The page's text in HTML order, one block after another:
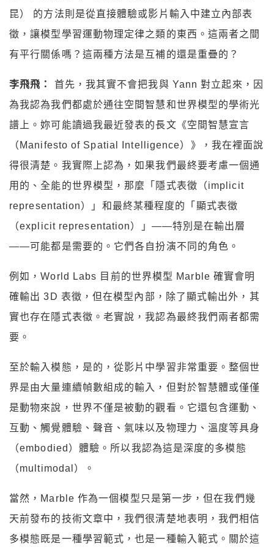
昆） 的方法則是從直接體驗或影片輸入中建立內部表
徵，讓模型學習運動物理定律之類的東西。這兩者之間
有平行關係嗎？這兩種方法是互補的還是重疊的？
李飛飛：
首先，我其實不會把我與 Yann 對立起來，因
為我認為我們都處於通往空間智慧和世界模型的學術光
譜上。妳可能讀過我最近發表的長文《空間智慧宣言
（Manifesto of Spatial Intelligence）》，我在裡面說
得很清楚。我實際上認為，如果我們最終要考慮一個通
用的、全能的世界模型，那麼「隱式表徵（implicit
representation）」和最終某種程度的「顯式表徵
（explicit representation）」——特別是在輸出層
——可能都是需要的。它們各自扮演不同的角色。
例如，World Labs 目前的世界模型 Marble 確實會明
確輸出 3D 表徵，但在模型內部，除了顯式輸出外，其
實也存在隱式表徵。老實說，我認為最終我們兩者都需
要。
至於輸入模態，是的，從影片中學習非常重要。整個世
界是由大量連續幀數組成的輸入，但對於智慧體或僅僅
是動物來說，世界不僅是被動的觀看。它還包含運動、
互動、觸覺體驗、聲音、氣味以及物理力、溫度等具身
（embodied）體驗。所以我認為這是深度的多模態
（multimodal）。
當然，Marble 作為一個模型只是第一步，但在我們幾
天前發布的技術文章中，我們很清楚地表明，我們相信
多模態既是一種學習範式，也是一種輸入範式。關於這